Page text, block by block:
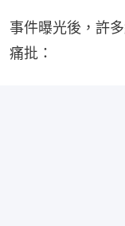
事件曝光後，許
痛批：